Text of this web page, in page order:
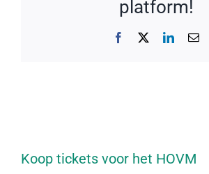
platform!
Facebook LinkedIn
E-
Koop tickets voor het HOVM